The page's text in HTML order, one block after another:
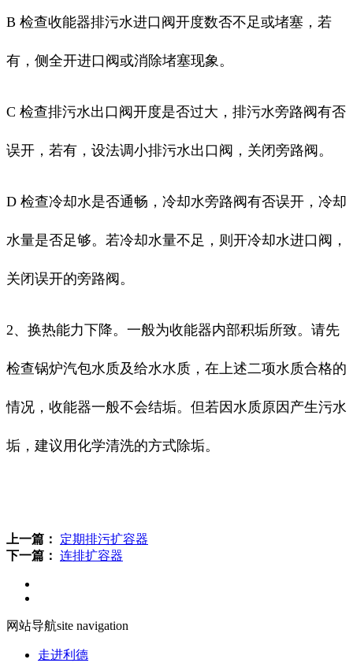
B 检查收能器排污水进口阀开度数否不足或堵塞，若
有，侧全开进口阀或消除堵塞现象。
C 检查排污水出口阀开度是否过大，排污水旁路阀有否
误开，若有，设法调小排污水出口阀，关闭旁路阀。
D 检查冷却水是否通畅，冷却水旁路阀有否误开，冷却
水量是否足够。若冷却水量不足，则开冷却水进口阀，
关闭误开的旁路阀。
2、换热能力下降。一般为收能器内部积垢所致。请先
检查锅炉汽包水质及给水水质，在上述二项水质合格的
情况，收能器一般不会结垢。但若因水质原因产生污水
垢，建议用化学清洗的方式除垢。
上一篇：
定期排污扩容器
下一篇： 连排扩容器
网站导航site navigation
走进利德